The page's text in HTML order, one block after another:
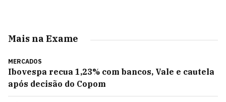
Mais na Exame
MERCADOS
Ibovespa recua 1,23% com bancos, Vale e cautela
após decisão do Copom